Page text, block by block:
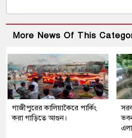
More News Of This
গাজীপুরের কালিয়াকৈরে পার্কিং
করা গাড়িতে আগুন।